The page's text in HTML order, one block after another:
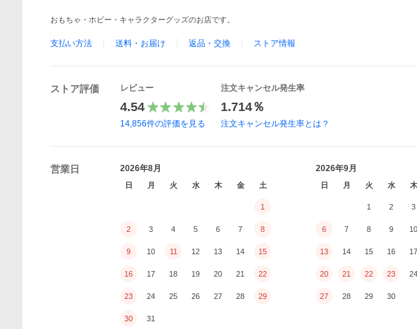
おもちゃ・ホビー・キャラクターグッズのお店です。
支払い方法 送料・お届け 返品・交換 ストア情報
ストア評価 レビュー
4.54
14,856件の評価を見る
注文キャンセル発生率
1.714％
注文キャンセル発生率とは？
営業日 2026年8月
日 月 火 水 木 金 土
1
2 3 4 5 6 7 8
9 10 11 12 13 14 15
16 17 18 19 20 21 22
23 24 25 26 27 28 29
30 31
2026年9月
日 月 火 水 木
1 2 3
6 7 8 9 10
13 14 15 16 17
20 21 22 23 24
27 28 29 30